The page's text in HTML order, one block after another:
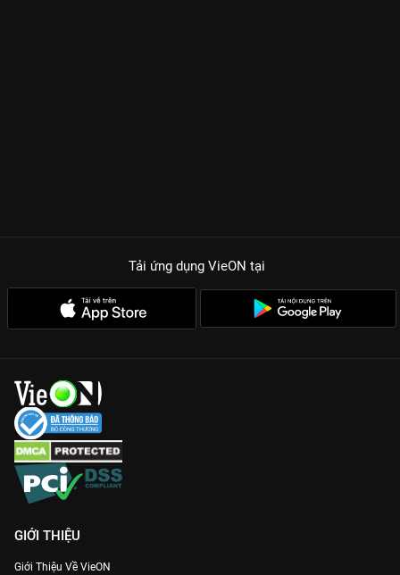
Tải ứng dụng VieON tại
GIỚI THIỆU
Giới Thiệu Về VieON